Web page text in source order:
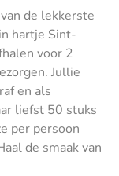
de lekkerste
hartje Sint-
voor 2
Jullie
en als
liefst 50 stuks
per persoon
de smaak van